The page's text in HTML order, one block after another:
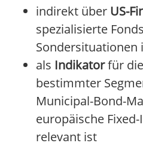
indirekt über US-
spezialisierte
Sondersituationen
als Indikatorfür
bestimmter
Municipal-Bond-
europäische
relevant ist